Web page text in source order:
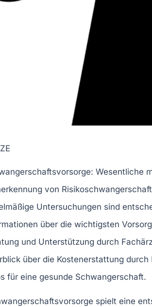
: Wesentliche
von
Untersuchungen sind
über die wichtigsten
und Unterstützung durch
über die Kostenerstattung durch
für eine gesunde Schwangerschaft.
spielt eine